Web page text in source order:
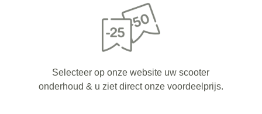
Selecteer op onze website uw scooter
onderhoud & u ziet direct onze voordeelprijs.